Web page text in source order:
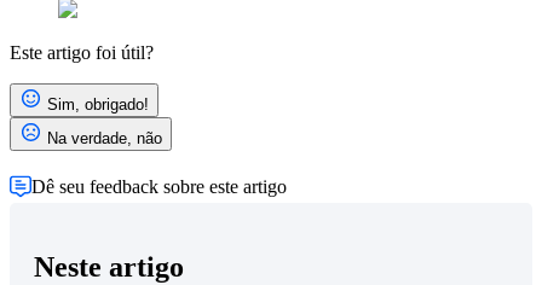
Este artigo foi útil?
Sim, obrigado!
Na verdade, não
Dê seu feedback sobre este artigo
Neste artigo